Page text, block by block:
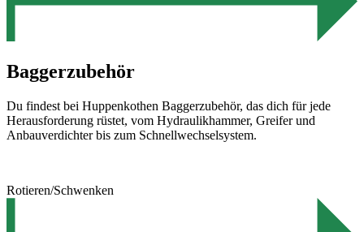
Baggerzubehör
Du findest bei Huppenkothen Baggerzubehör, das dich für jede
Herausforderung rüstet, vom Hydraulikhammer, Greifer und
Anbauverdichter bis zum Schnellwechselsystem.
Rotieren/Schwenken